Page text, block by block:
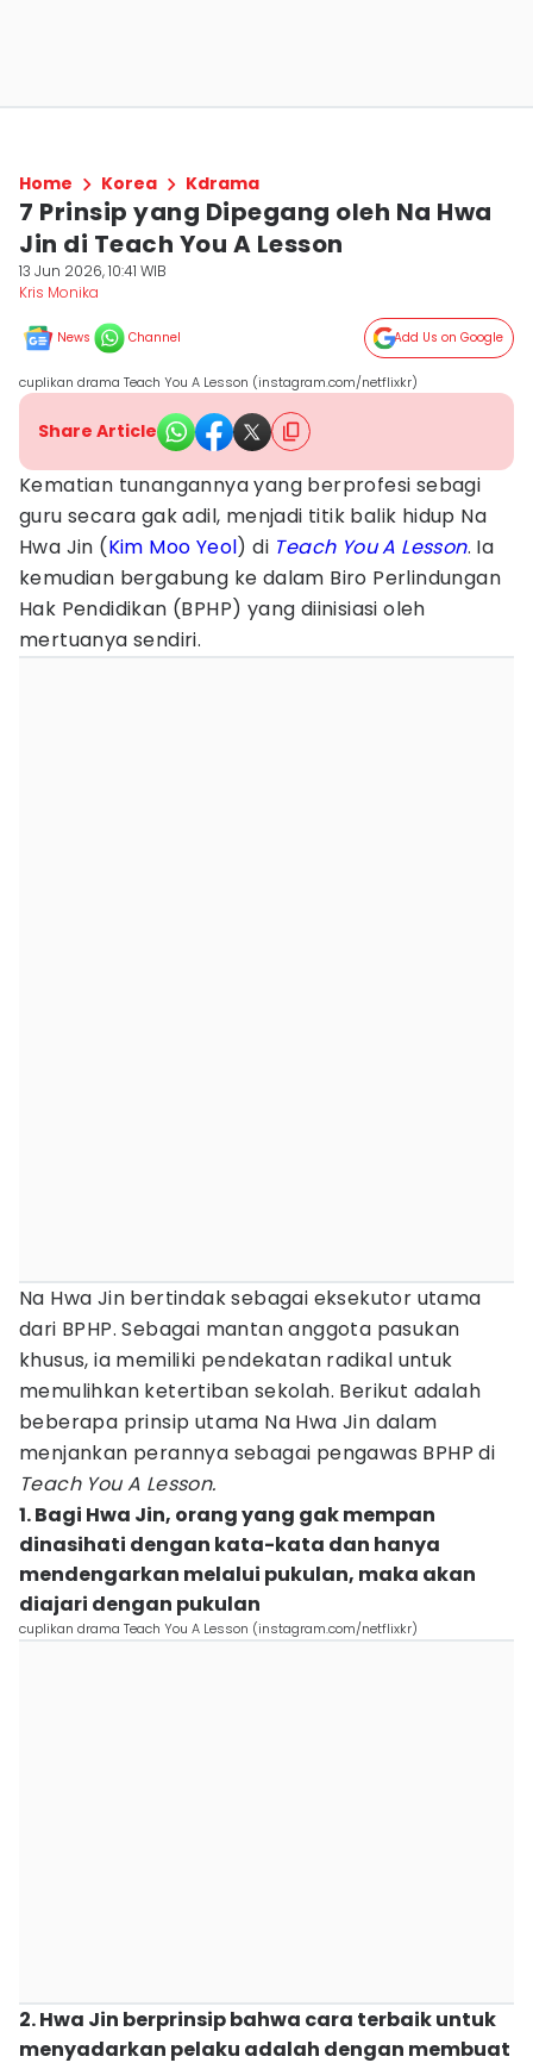
Home Korea Kdrama
7 Prinsip yang Dipegang oleh Na Hwa
Jin di Teach You A Lesson
13 Jun 2026, 10:41 WIB
Kris Monika
News Channel Add Us on Google
cuplikan drama Teach You A Lesson (instagram.com/netflixkr)
Share Article
Kematian tunangannya yang berprofesi sebagi
guru secara gak adil, menjadi titik balik hidup Na
Hwa Jin (Kim Moo Yeol) di Teach You A Lesson. Ia
kemudian bergabung ke dalam Biro Perlindungan
Hak Pendidikan (BPHP) yang diinisiasi oleh
mertuanya sendiri.
Na Hwa Jin bertindak sebagai eksekutor utama
dari BPHP. Sebagai mantan anggota pasukan
khusus, ia memiliki pendekatan radikal untuk
memulihkan ketertiban sekolah. Berikut adalah
beberapa prinsip utama Na Hwa Jin dalam
menjankan perannya sebagai pengawas BPHP di
Teach You A Lesson.
1. Bagi Hwa Jin, orang yang gak mempan
dinasihati dengan kata-kata dan hanya
mendengarkan melalui pukulan, maka akan
diajari dengan pukulan
cuplikan drama Teach You A Lesson (instagram.com/netflixkr)
2. Hwa Jin berprinsip bahwa cara terbaik untuk
menyadarkan pelaku adalah dengan membuat